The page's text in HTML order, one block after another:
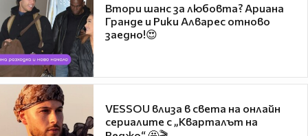
Втори шанс за любовта? Ариана
Гранде и Рики Алварес отново
заедно!😍
VESSOU влиза в света на онлайн
сериалите с „Кварталът на